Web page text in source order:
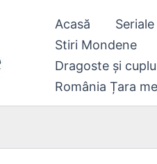
Acasă
Stiri Mondene
Dragoste și cuplu
România Țara